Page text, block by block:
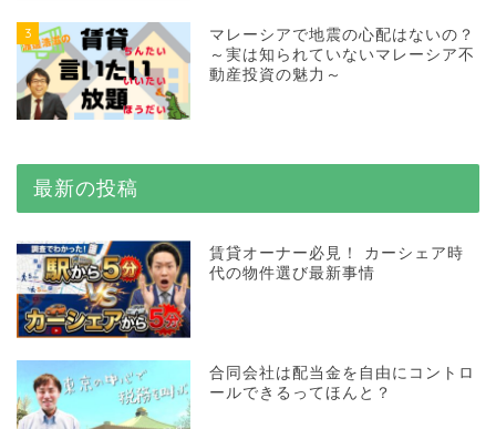
3
マレーシアで地震の心配はないの？
～実は知られていないマレーシア不
動産投資の魅力～
最新の投稿
賃貸オーナー必見！ カーシェア時
代の物件選び最新事情
合同会社は配当金を自由にコントロ
ールできるってほんと？